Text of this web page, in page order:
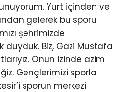
Yurt içinden ve
gelerek bu sporu
şehrimizde
duyduk. Biz, Gazi Mustafa
Onun izinde azim
Gençlerimizi sporla
sporun merkezi